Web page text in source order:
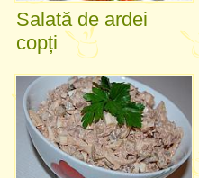
Salată de ardei
copți